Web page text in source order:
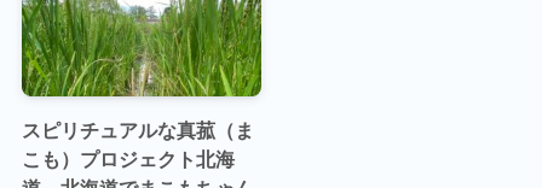
スピリチュアルな真菰（ま
こも）プロジェクト北海